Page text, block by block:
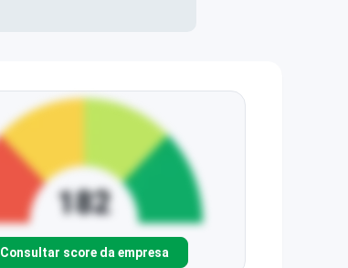
Consultar score da empresa